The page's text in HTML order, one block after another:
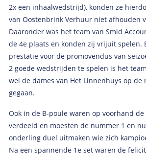
2x een inhaalwedstrijd), konden ze
van Oostenbrink Verhuur niet afhouden
Daaronder was het team van Smid
de 4e plaats en konden zij vrijuit spelen.
prestatie voor de promovendus van
2 goede wedstrijden te spelen is het
wel de dames van Het Linnenhuys op de
gegaan.
Ook in de B-poule waren op voorhand
verdeeld en moesten de nummer 1 en
onderling duel uitmaken wie zich
Na een spannende 1e set waren de